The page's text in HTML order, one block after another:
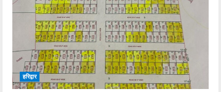
हरिद्वार